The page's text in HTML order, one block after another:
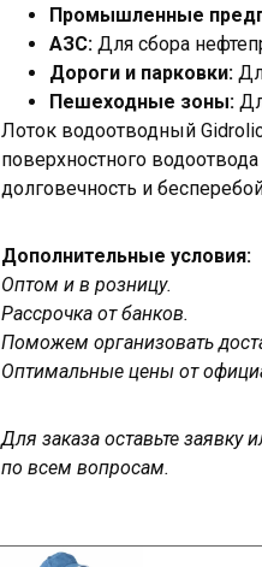
Промышленные
АЗС: Для сбора
Дороги и парковки:
Пешеходные зоны:
Лоток водоотводный
поверхностного
долговечность и
Дополнительные условия:
Оптом и в розницу.
Рассрочка от банков.
Поможем организовать
Оптимальные цены от
Для заказа оставьте
по всем вопросам.